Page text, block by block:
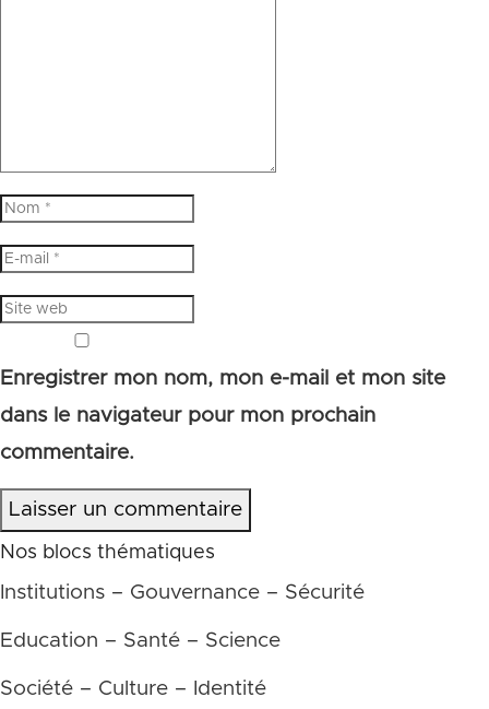
Enregistrer mon nom, mon e-mail et mon site
dans le navigateur pour mon prochain
commentaire.
Laisser un commentaire
Nos blocs thématiques
Institutions – Gouvernance – Sécurité
Education – Santé – Science
Société – Culture – Identité